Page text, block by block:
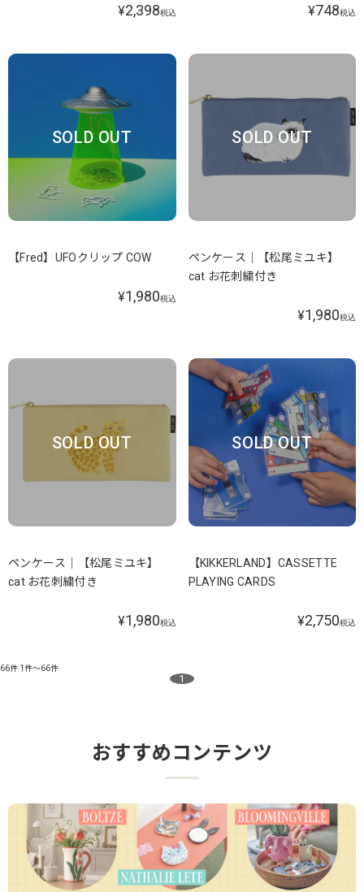
¥2,398税込 ¥748税込
SOLD OUT
【Fred】UFOクリップ COW
¥1,980税込
SOLD OUT
ペンケース｜【松尾ミユキ】
cat お花刺繍付き
¥1,980税込
SOLD OUT
ペンケース｜【松尾ミユキ】
cat お花刺繍付き
¥1,980税込
SOLD OUT
【KIKKERLAND】CASSETTE
PLAYING CARDS
¥2,750税込
66件 1件～66件
1
おすすめコンテンツ